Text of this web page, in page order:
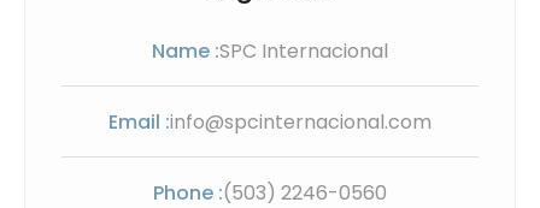
Name :SPC Internacional
Email :info@spcinternacional.com
Phone :(503) 2246-0560